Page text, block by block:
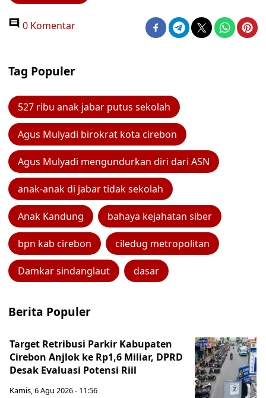
0 Komentar
Tag Populer
527 ribu anak jabar putus sekolah
Agus Mulyadi birokrat kota cirebon
Agus Mulyadi mengundurkan diri dari ASN
anak-anak di jabar tidak sekolah
Anak Kandung bahaya kejahatan siber
bpn kab cirebon ciledug metropolitan
Damkar sindanglaut dasar
Berita Populer
Target Retribusi Parkir Kabupaten
Cirebon Anjlok ke Rp1,6 Miliar, DPRD
Desak Evaluasi Potensi Riil
Kamis, 6 Agu 2026 - 11:56